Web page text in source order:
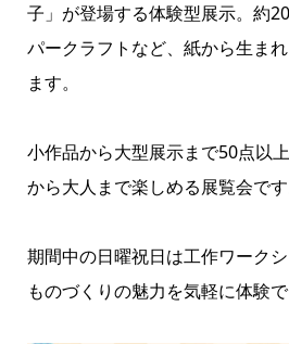
子」が登場する体験型展示。約
パークラフトなど、紙から生ま
ます。
小作品から大型展示まで50点以
から大人まで楽しめる展覧会です
期間中の日曜祝日は工作ワークシ
ものづくりの魅力を気軽に体験で